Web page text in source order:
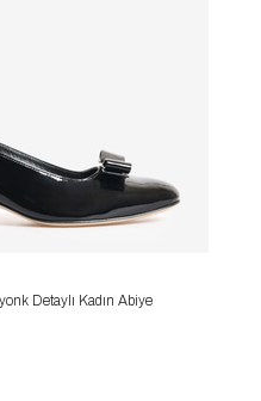
Detaylı Kadın Abiye